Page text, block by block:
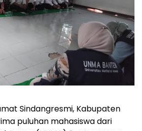
Sindangresmi, Kabupaten
puluhan mahasiswa dari